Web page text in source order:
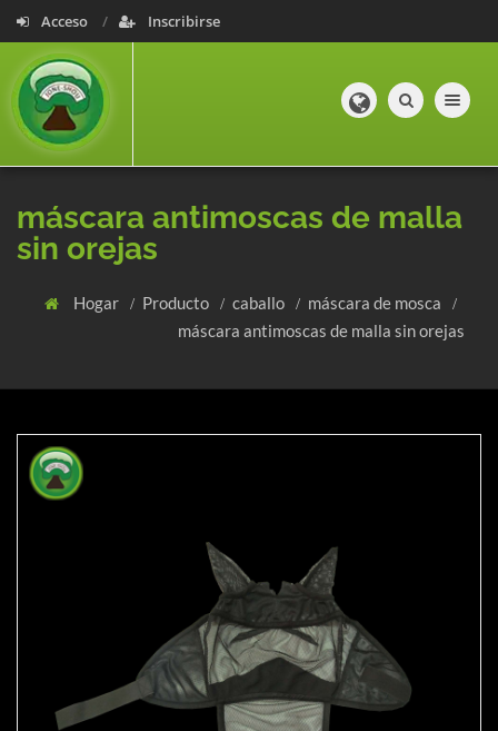
Acceso Inscribirse
Toggle
máscara antimoscas de malla
sin orejas
Hogar Producto caballo
máscara de mosca
máscara antimoscas de malla sin orejas